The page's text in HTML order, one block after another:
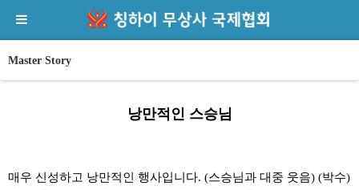
Master Story
낭만적인 스승님
매우 신성하고 낭만적인 행사입니다. (스승님과 대중 웃음) (박수)